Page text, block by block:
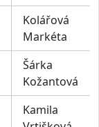
Kolářová
Markéta
Šárka
Kožantová
Kamila